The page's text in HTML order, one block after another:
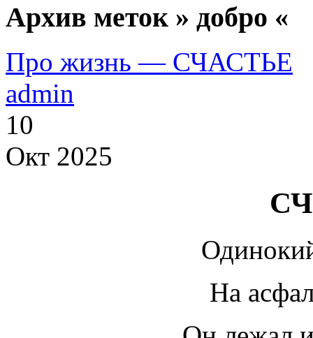
Архив меток » добро «
Про жизнь — СЧАСТЬЕ
admin
10
Окт 2025
На